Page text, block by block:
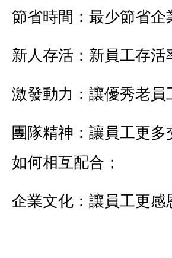
節省時間：最少節省
新人存活：新員工存
激發動力：讓優秀老
團隊精神：讓員工更
如何相互配合；
企業文化：讓員工更感